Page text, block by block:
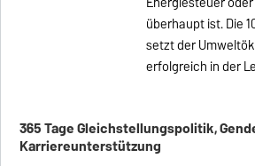
überhaupt ist. Die
setzt der
erfolgreich in der
365 Tage Gleichstellungspolitik,
Karriereunterstützung